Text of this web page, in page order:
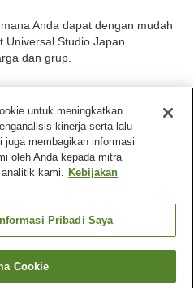
Anda dapat dengan mudah
Studio Japan.
dan grup.
Bar
Antar jemput
kamar
untuk meningkatkan
kinerja serta lalu
membagikan informasi
oleh Anda kepada mitra
kami. Kebijakan
Pribadi Saya
Cookie